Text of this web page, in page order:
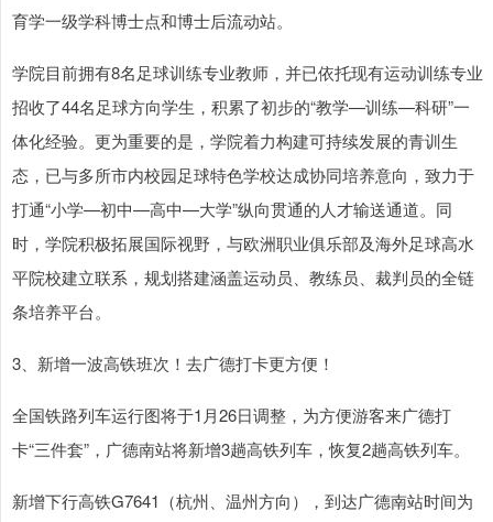
育学一级学科博士点和博士后流动站。
学院目前拥有8名足球训练专业教师，并已依托现有运动训练专业
招收了44名足球方向学生，积累了初步的“教学—训练—科研”一
体化经验。更为重要的是，学院着力构建可持续发展的青训生
态，已与多所市内校园足球特色学校达成协同培养意向，致力于
打通“小学—初中—高中—大学”纵向贯通的人才输送通道。同
时，学院积极拓展国际视野，与欧洲职业俱乐部及海外足球高水
平院校建立联系，规划搭建涵盖运动员、教练员、裁判员的全链
条培养平台。
3、新增一波高铁班次！去广德打卡更方便！
全国铁路列车运行图将于1月26日调整，为方便游客来广德打
卡“三件套”，广德南站将新增3趟高铁列车，恢复2趟高铁列车。
新增下行高铁G7641（杭州、温州方向），到达广德南站时间为